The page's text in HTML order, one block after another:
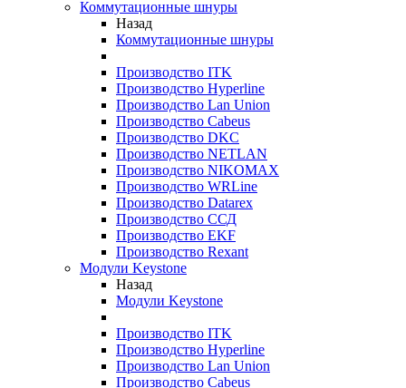
Коммутационные шнуры
Назад
Коммутационные шнуры
Производство ITK
Производство Hyperline
Производство Lan Union
Производство Cabeus
Производство DKC
Производство NETLAN
Производство NIKOMAX
Производство WRLine
Производство Datarex
Производство ССД
Производство EKF
Производство Rexant
Модули Keystone
Назад
Модули Keystone
Производство ITK
Производство Hyperline
Производство Lan Union
Производство Cabeus